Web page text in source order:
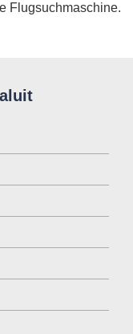
Flugsuchmaschine.